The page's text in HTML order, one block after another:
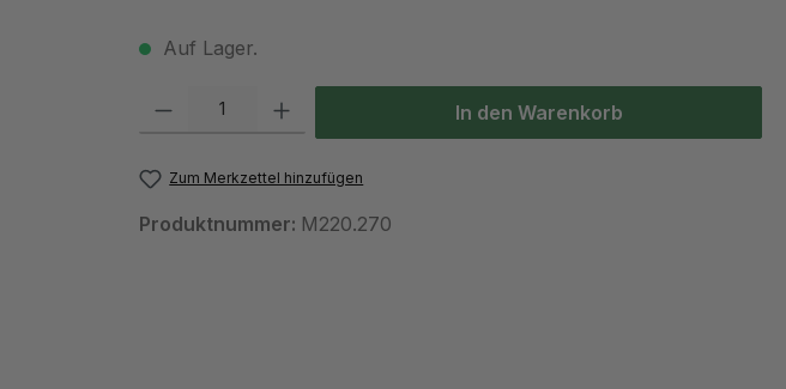
Auf Lager.
In den Warenkorb
Zum Merkzettel hinzufügen
Produktnummer: M220.270